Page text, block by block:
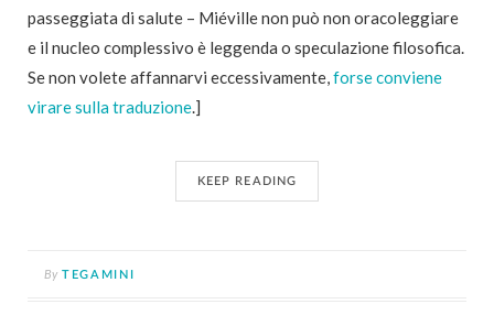
passeggiata di salute – Miéville non può non oracoleggiare
e il nucleo complessivo è leggenda o speculazione filosofica.
Se non volete affannarvi eccessivamente,forse conviene
virare sulla traduzione.]
KEEP READING
By TEGAMINI